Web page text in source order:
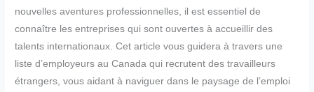
nouvelles aventures professionnelles, il est essentiel de
connaître les entreprises qui sont ouvertes à accueillir des
talents internationaux. Cet article vous guidera à travers une
liste d’employeurs au Canada qui recrutent des travailleurs
étrangers, vous aidant à naviguer dans le paysage de l’emploi